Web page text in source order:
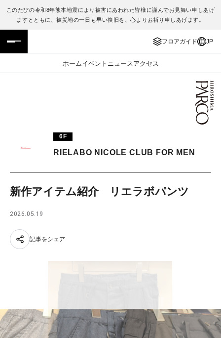
このたびの令和8年熊本地震により被害にあわれた皆様に謹んでお見舞い申しあげ
ますとともに、被災地の一日も早い復旧を、心よりお祈り申しあげます。
フロアガイド JP
ホームイベント ニュース アクセス
フロアガイド
施設案内・アクセス
TAX FREE
ENGLISH
繁体字
日本語
6F
RIELABO NICOLE CLUB FOR MEN
新作アイテム紹介 リエラボパンツ
2026.05.19
記事をシェア